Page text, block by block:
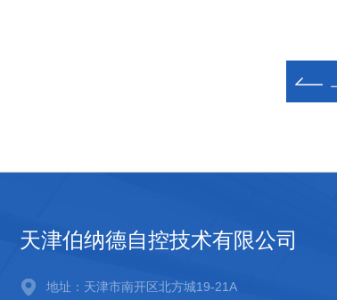
天津伯纳德自控技术有限公司
地址：天津市南开区北方城19-21A